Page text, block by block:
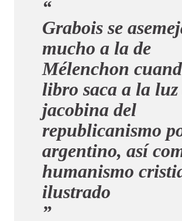
Grabois se
mucho a la de
Mélenchon
libro saca a la luz
jacobina del
republicanismo
argentino, así
humanismo
ilustrado